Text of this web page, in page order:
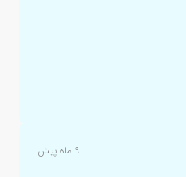
۹ ماه پیش